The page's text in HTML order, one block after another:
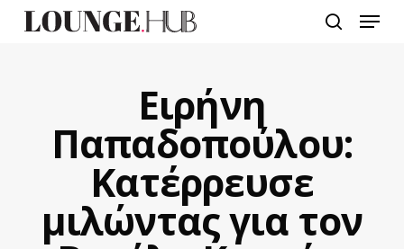
Menu
Ειρήνη
Παπαδοπούλου:
Κατέρρευσε
μιλώντας για τον